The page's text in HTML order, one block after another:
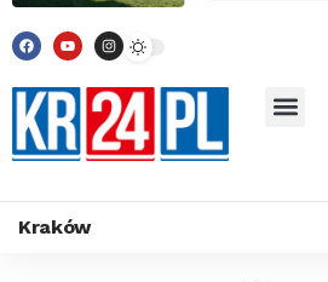
Kraków